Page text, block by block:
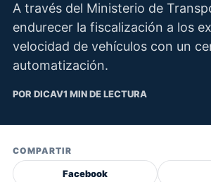
A través del Ministerio de
endurecer la fiscalización a los
velocidad de vehículos con un
automatización.
POR DICAV1 MIN DE LECTURA
COMPARTIR
Facebook